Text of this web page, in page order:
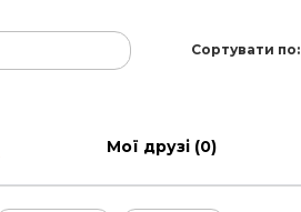
Сортувати по:
Мої друзі (0)